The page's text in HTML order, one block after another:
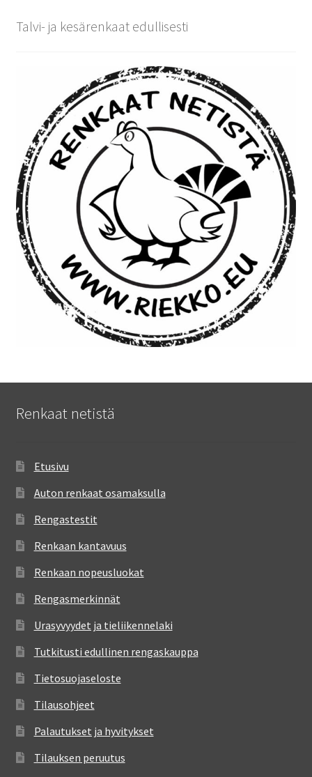
Talvi- ja kesärenkaat edullisesti
Renkaat netistä
Etusivu
Auton renkaat osamaksulla
Rengastestit
Renkaan kantavuus
Renkaan nopeusluokat
Rengasmerkinnät
Urasyvyydet ja tieliikennelaki
Tutkitusti edullinen rengaskauppa
Tietosuojaseloste
Tilausohjeet
Palautukset ja hyvitykset
Tilauksen peruutus